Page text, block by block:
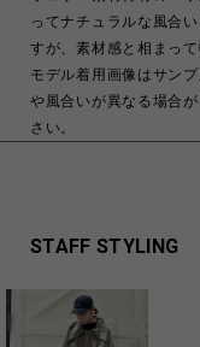
ってナチュラルな風合
すが、素材感と相まって
モデル着用画像はサン
や風合いが異なる場合
さい。
Made in Japan
商品についてよくある
STAFF STYLING